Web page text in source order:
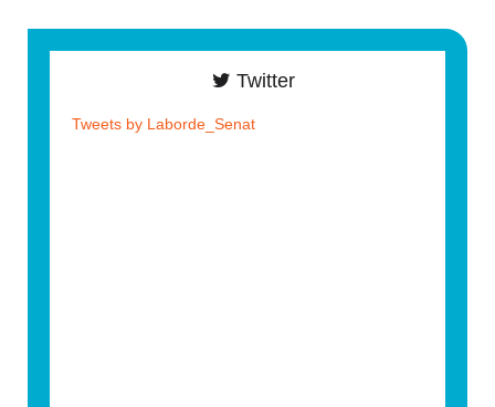
Twitter
Tweets by Laborde_Senat